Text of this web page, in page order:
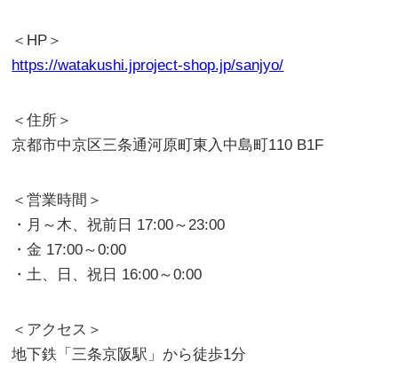
＜HP＞
https://watakushi.jproject-shop.jp/sanjyo/
＜住所＞
京都市中京区三条通河原町東入中島町110 B1F
＜営業時間＞
・月～木、祝前日 17:00～23:00
・金 17:00～0:00
・土、日、祝日 16:00～0:00
＜アクセス＞
地下鉄「三条京阪駅」から徒歩1分